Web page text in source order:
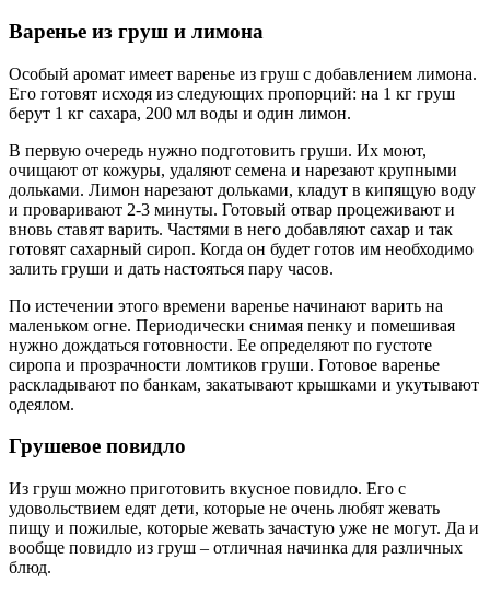
Варенье из груш и лимона
Особый аромат имеет варенье из груш с добавлением лимона.
Его готовят исходя из следующих пропорций: на 1 кг груш
берут 1 кг сахара, 200 мл воды и один лимон.
В первую очередь нужно подготовить груши. Их моют,
очищают от кожуры, удаляют семена и нарезают крупными
дольками. Лимон нарезают дольками, кладут в кипящую воду
и проваривают 2-3 минуты. Готовый отвар процеживают и
вновь ставят варить. Частями в него добавляют сахар и так
готовят сахарный сироп. Когда он будет готов им необходимо
залить груши и дать настояться пару часов.
По истечении этого времени варенье начинают варить на
маленьком огне. Периодически снимая пенку и помешивая
нужно дождаться готовности. Ее определяют по густоте
сиропа и прозрачности ломтиков груши. Готовое варенье
раскладывают по банкам, закатывают крышками и укутывают
одеялом.
Грушевое повидло
Из груш можно приготовить вкусное повидло. Его с
удовольствием едят дети, которые не очень любят жевать
пищу и пожилые, которые жевать зачастую уже не могут. Да и
вообще повидло из груш – отличная начинка для различных
блюд.